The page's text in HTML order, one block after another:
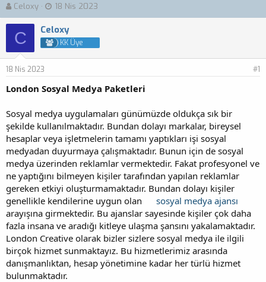
K
o
n
b
y
u
a
l
a
a
n
Celoxy
B
a
ş
l
a
n
ç
a
r
h
i
18 Nis 2023
C Celoxy
KK Üye
18 Nis 2023 #1
London Sosyal Medya Paketleri
Sosyal medya uygulamaları günümüzde oldukça sık bir
şekilde kullanılmaktadır. Bundan dolayı markalar, bireysel
hesaplar veya işletmelerin tamamı yaptıkları işi sosyal
medyadan duyurmaya çalışmaktadır. Bunun için de sosyal
medya üzerinden reklamlar vermektedir. Fakat profesyonel ve
ne yaptığını bilmeyen kişiler tarafından yapılan reklamlar
gereken etkiyi oluşturmamaktadır. Bundan dolayı kişiler
genellikle kendilerine uygun olan
sosyal medya ajansı
arayışına girmektedir. Bu ajanslar sayesinde kişiler çok daha
fazla insana ve aradığı kitleye ulaşma şansını yakalamaktadır.
London Creative olarak bizler sizlere sosyal medya ile ilgili
birçok hizmet sunmaktayız. Bu hizmetlerimiz arasında
danışmanlıktan, hesap yönetimine kadar her türlü hizmet
bulunmaktadır.